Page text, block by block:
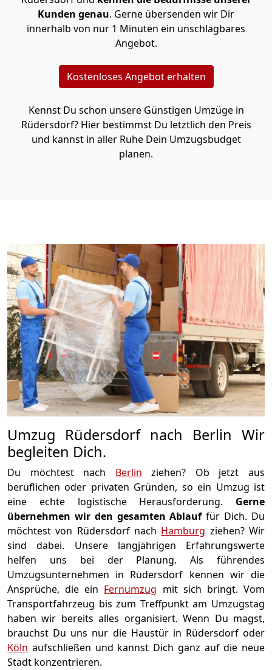
Kunden genau. Gerne übersenden wir Dir
innerhalb von nur 1 Minuten ein unschlagbares
Angebot.
Kostenloses Angebot erhalten
Kennst Du schon unsere Günstigen Umzüge in
Rüdersdorf? Hier bestimmst Du letztlich den Preis
und kannst in aller Ruhe Dein Umzugsbudget
planen.
Umzug Rüdersdorf nach Berlin Wir
begleiten Dich.
Du möchtest nach Berlin ziehen? Ob jetzt aus
beruflichen oder privaten Gründen, so ein Umzug ist
eine echte logistische Herausforderung. Gerne
übernehmen wir den gesamten Ablauffür Dich. Du
möchtest von Rüdersdorf nach Hamburg ziehen? Wir
sind dabei. Unsere langjährigen Erfahrungswerte
helfen uns bei der Planung. Als führendes
Umzugsunternehmen in Rüdersdorf kennen wir die
Ansprüche, die ein Fernumzug mit sich bringt. Vom
Transportfahrzeug bis zum Treffpunkt am Umzugstag
haben wir bereits alles organisiert. Wenn Du magst,
brauchst Du uns nur die Haustür in Rüdersdorf oder
Köln aufschließen und kannst Dich ganz auf die neue
Stadt konzentrieren.